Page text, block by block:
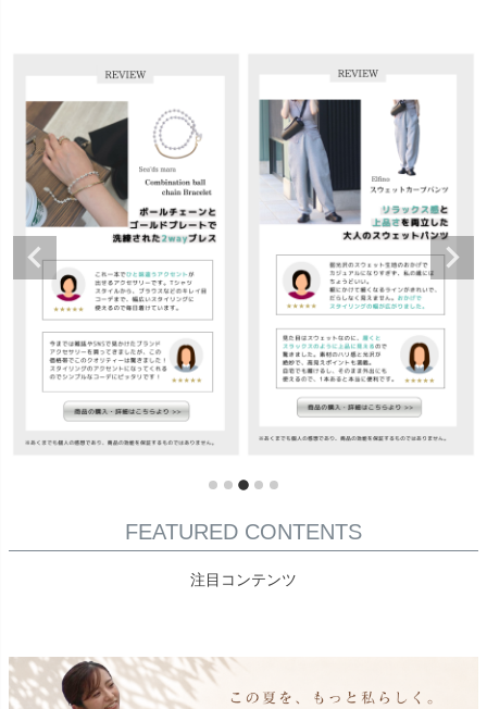
FEATURED CONTENTS
注目コンテンツ